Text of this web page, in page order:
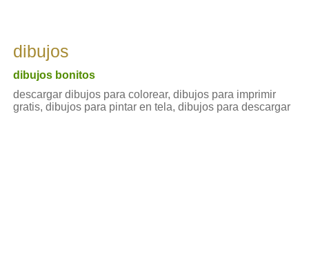
dibujos
dibujos bonitos
descargar dibujos para colorear, dibujos para imprimir
gratis, dibujos para pintar en tela, dibujos para descargar